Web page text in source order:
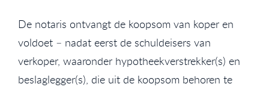
De notaris ontvangt de koopsom van koper en
voldoet – nadat eerst de schuldeisers van
verkoper, waaronder hypotheekverstrekker(s) en
beslaglegger(s), die uit de koopsom behoren te